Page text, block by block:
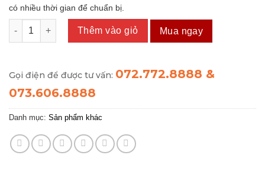
có nhiều thời gian để chuẩn bị.
Cà Trắng 365G số lượng
Thêm vào giỏ Mua ngay
Gọi điện để được tư vấn: 072.772.8888 &
073.606.8888
Danh mục: Sản phẩm khác